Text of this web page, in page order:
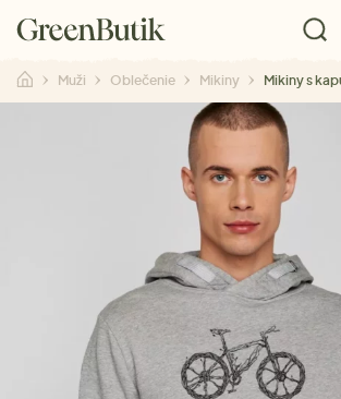
Muži Oblečenie Mikiny Mikiny s